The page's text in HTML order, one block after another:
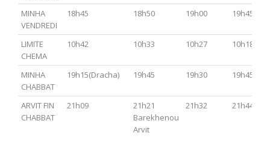
MINHA
VENDREDI
18h45 18h50 19h00 19h45
LIMITE
CHEMA
10h42 10h33 10h27 10h18
MINHA
CHABBAT
19h15(Dracha) 19h45 19h30 19h45
ARVIT FIN
CHABBAT
21h09
21h21
Barekhenou
Arvit
21h32 21h44